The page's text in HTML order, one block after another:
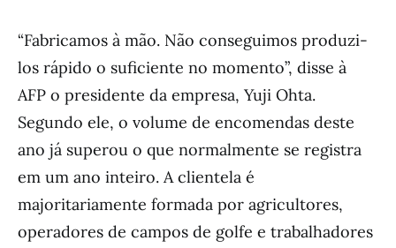
“Fabricamos à mão. Não conseguimos produzi-
los rápido o suficiente no momento”, disse à
AFP o presidente da empresa, Yuji Ohta.
Segundo ele, o volume de encomendas deste
ano já superou o que normalmente se registra
em um ano inteiro. A clientela é
majoritariamente formada por agricultores,
operadores de campos de golfe e trabalhadores